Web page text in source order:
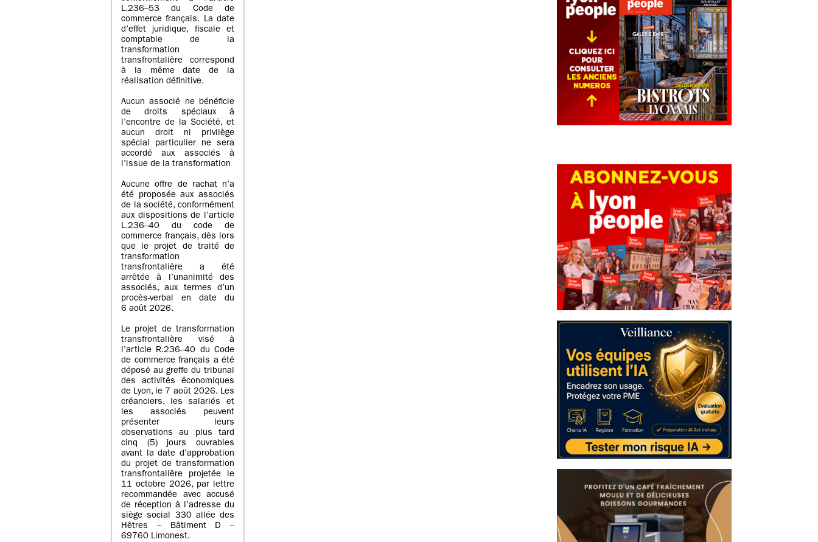
L.236–53 du Code de
commerce français. La date
d’effet juridique, fiscale et
comptable de la
transformation
transfrontalière correspond
à la même date de la
réalisation définitive.
Aucun associé ne bénéficie
de droits spéciaux à
l’encontre de la Société, et
aucun droit ni privilège
spécial particulier ne sera
accordé aux associés à
l’issue de la transformation
Aucune offre de rachat n’a
été proposée aux associés
de la société, conformément
aux dispositions de l’article
L.236–40 du code de
commerce français, dès lors
que le projet de traité de
transformation
transfrontalière a été
arrêtée à l’unanimité des
associés, aux termes d’un
procès-verbal en date du
6 août 2026.
Le projet de transformation
transfrontalière visé à
l’article R.236–40 du Code
de commerce français a été
déposé au greffe du tribunal
des activités économiques
de Lyon, le 7 août 2026. Les
créanciers, les salariés et
les associés peuvent
présenter leurs
observations au plus tard
cinq (5) jours ouvrables
avant la date d’approbation
du projet de transformation
transfrontalière projetée le
11 octobre 2026, par lettre
recommandée avec accusé
de réception à l’adresse du
siège social 330 allée des
Hêtres – Bâtiment D –
69760 Limonest.